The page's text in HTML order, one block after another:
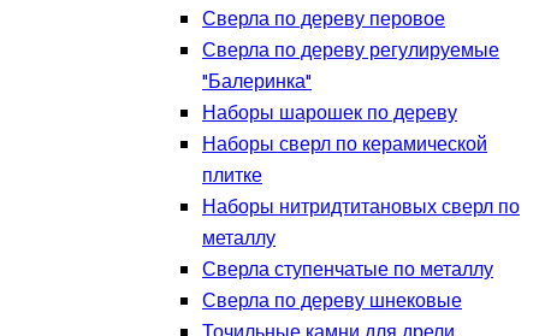
Сверла по дереву перовое
Сверла по дереву регулируемые
"Балеринка"
Наборы шарошек по дереву
Наборы сверл по керамической
плитке
Наборы нитридтитановых сверл по
металлу
Сверла ступенчатые по металлу
Сверла по дереву шнековые